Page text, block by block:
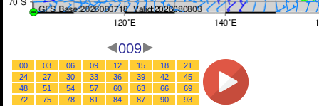
009
00 03 06 09 12 15 18
21
24
27 30 33 36 39 42
45
48
51 54 57 60 63 66
69
72
75 78 81 84 87 90 93